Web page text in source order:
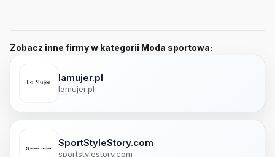
Zobacz inne firmy w kategorii Moda sportowa:
lamujer.pl
lamujer.pl
SportStyleStory.com
sportstylestory.com